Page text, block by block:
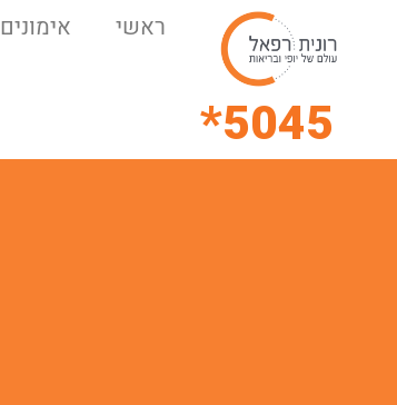
ראשי אימונים
5045*